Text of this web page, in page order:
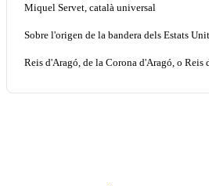
Miquel Servet, català universal
Sobre l'origen de la bandera dels Estats
Reis d'Aragó, de la Corona d'Aragó, o Reis